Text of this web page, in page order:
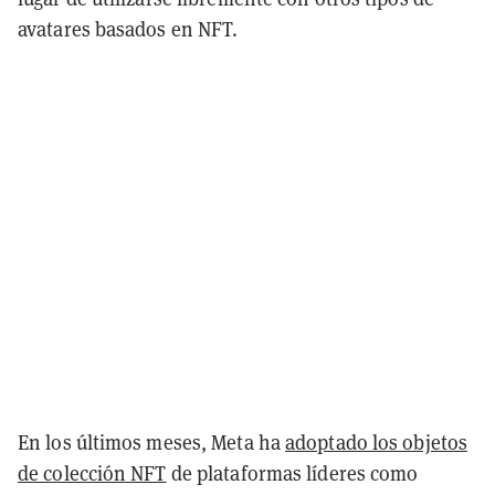
avatares basados en NFT.
En los últimos meses, Meta haadoptado los objetos
de colección NFT de plataformas líderes como